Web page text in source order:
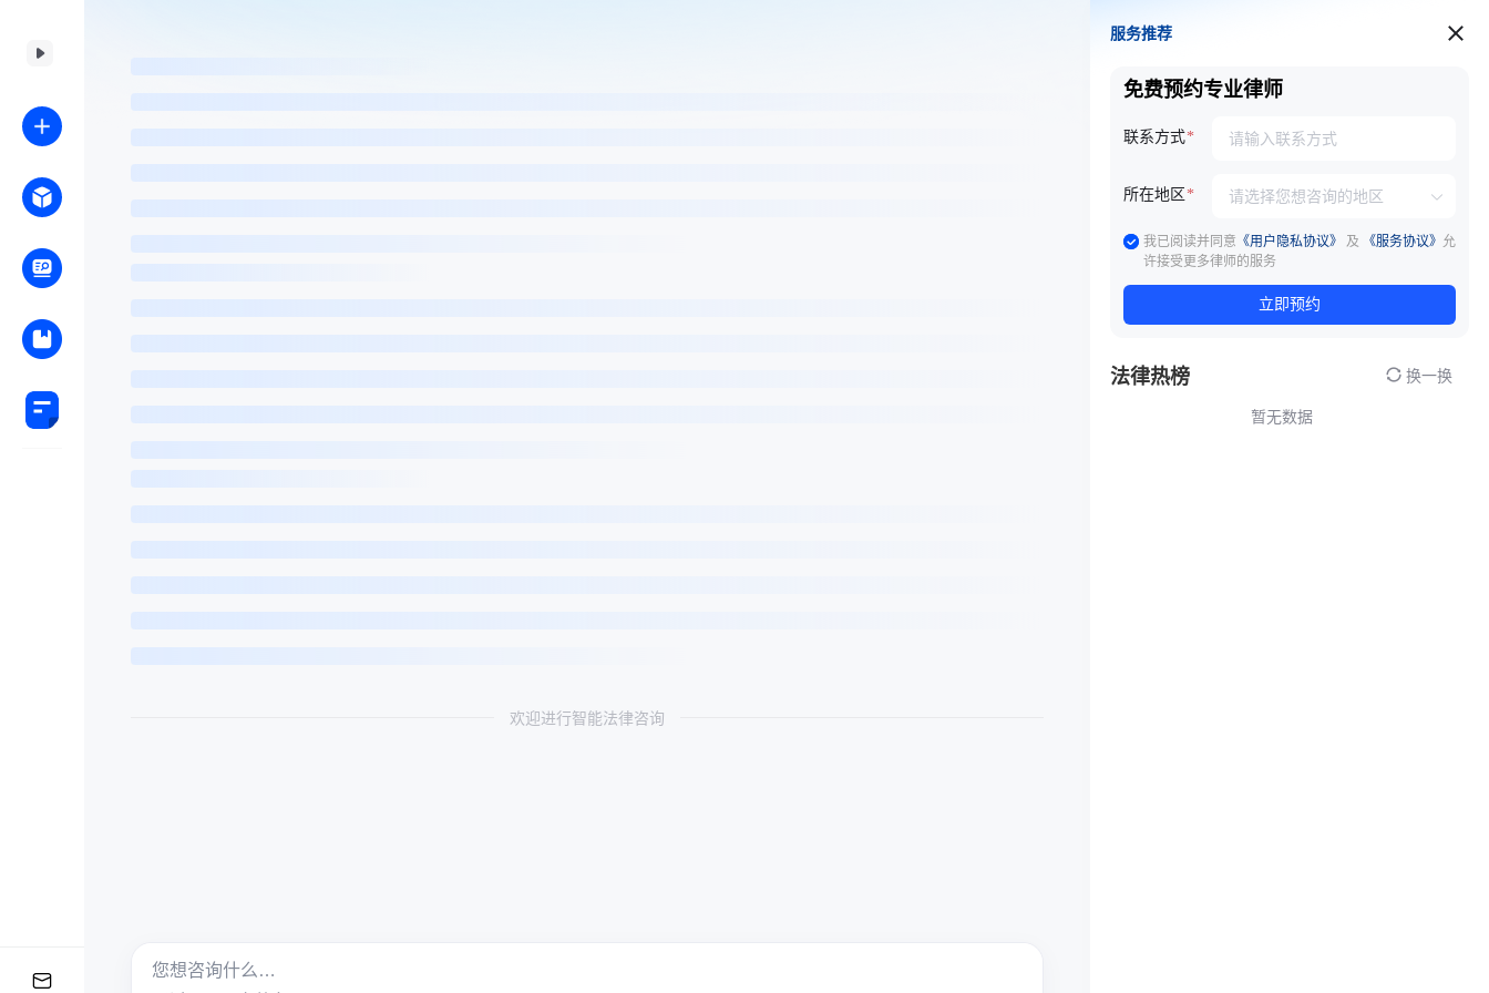
欢迎进行智能法律咨询
服务推荐
服务推荐
免费预约专业律师
联系方式
所在地区
我已阅读并同意 《用户隐私协议》 及 《服务协议》 允
许接受更多律师的服务
立即预约
法律热榜 换一换
暂无数据